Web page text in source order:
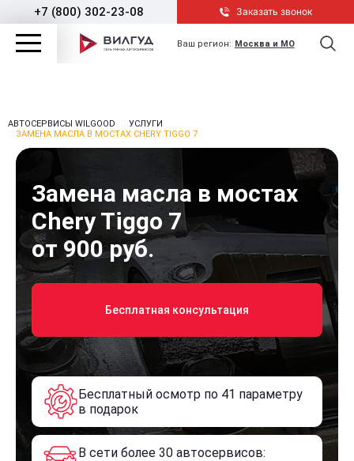
+7 (800) 302-23-08 Заказать звонок
Ваш регион: Москва и МО
АВТОСЕРВИСЫ WILGOOD
УСЛУГИ
ЗАМЕНА МАСЛА В МОСТАХ CHERY TIGGO 7
Замена масла в мостах
Chery Tiggo 7
от 900 руб.
Бесплатная консультация
Бесплатный осмотр по 41 параметру
в подарок
В сети более 30 автосервисов: